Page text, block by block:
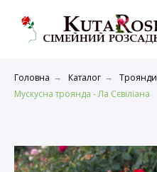
Головна → Каталог → Троянди
Мускусна троянда - Ла Сєвіліана